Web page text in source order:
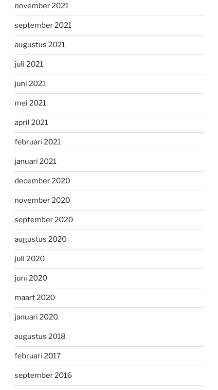
november 2021
september 2021
augustus 2021
juli 2021
juni 2021
mei 2021
april 2021
februari 2021
januari 2021
december 2020
november 2020
september 2020
augustus 2020
juli 2020
juni 2020
maart 2020
januari 2020
augustus 2018
februari 2017
september 2016